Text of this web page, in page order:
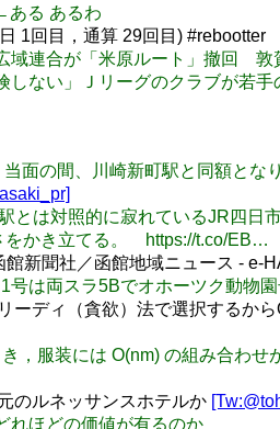
る あるわ
1回目，通算 29回目) #rebootter
域連合が「米原ルート」撤回
しない」Ｊリーグのクラブが若
面の間、川崎新町駅と同額と
とは対照的に寂れているJR四日
をかき立てる。 https://t.co/EB…
新聞社／函館地域ニュース - e-
号は両スラ5Bでオホーツク動物
ーディ（貪欲）法で選択するか
，服装には O(nm) の組み合わ
のルネッサンスホテルか
れほどの価値が有るのか